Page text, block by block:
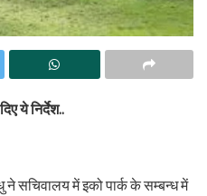
ये निर्देश..
सचिवालय में इको पार्क के सम्बन्ध में